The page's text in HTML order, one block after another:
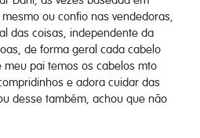
ou confio nas vendedoras,
das coisas, independente da
de forma geral cada cabelo
pai temos os cabelos mto
e adora cuidar das
desse também, achou que não